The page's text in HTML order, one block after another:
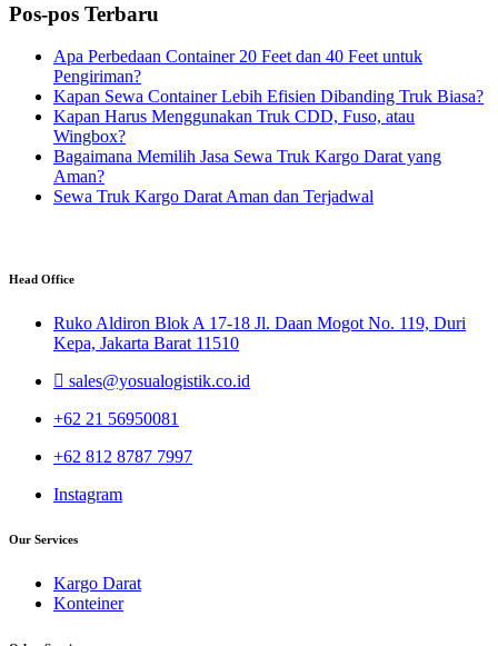
Pos-pos Terbaru
Apa Perbedaan Container 20 Feet dan 40 Feet untuk
Pengiriman?
Kapan Sewa Container Lebih Efisien Dibanding Truk Biasa?
Kapan Harus Menggunakan Truk CDD, Fuso, atau
Wingbox?
Bagaimana Memilih Jasa Sewa Truk Kargo Darat yang
Aman?
Sewa Truk Kargo Darat Aman dan Terjadwal
Head Office
Ruko Aldiron Blok A 17-18 Jl. Daan Mogot No. 119, Duri
Kepa, Jakarta Barat 11510
sales@yosualogistik.co.id
+62 21 56950081
+62 812 8787 7997
Instagram
Our Services
Kargo Darat
Konteiner